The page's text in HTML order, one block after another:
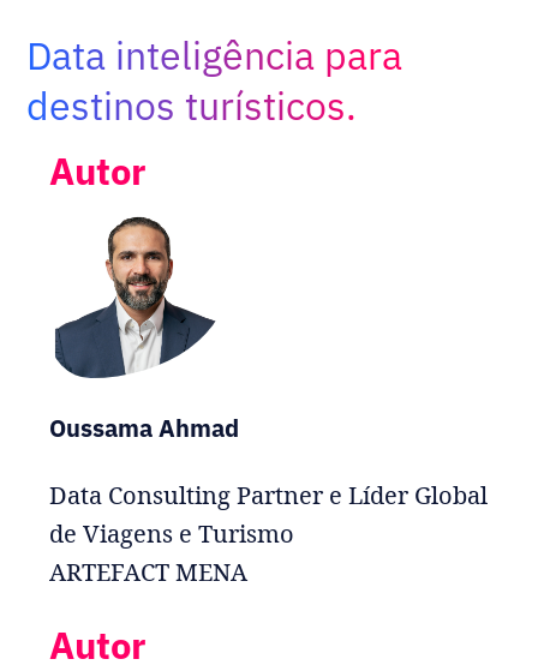
Buscar
por:
Data inteligência para
destinos turísticos.
Autor
Oussama Ahmad
Data Consulting Partner e Líder Global
de Viagens e Turismo
ARTEFACT MENA
Autor